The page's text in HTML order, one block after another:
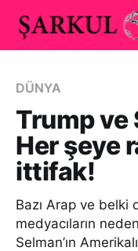
DÜNYA
Trump ve
Her şeye
ittifak!
Bazı Arap ve belki
medyacıların
Selman’ın